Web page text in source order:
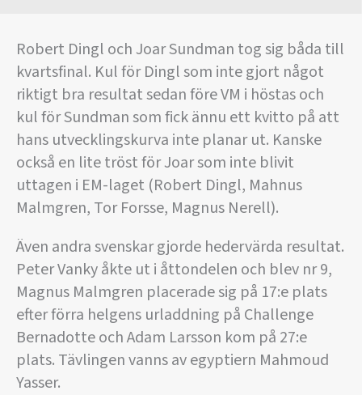
Robert Dingl och Joar Sundman tog sig båda till
kvartsfinal. Kul för Dingl som inte gjort något
riktigt bra resultat sedan före VM i höstas och
kul för Sundman som fick ännu ett kvitto på att
hans utvecklingskurva inte planar ut. Kanske
också en lite tröst för Joar som inte blivit
uttagen i EM-laget (Robert Dingl, Mahnus
Malmgren, Tor Forsse, Magnus Nerell).
Även andra svenskar gjorde hedervärda resultat.
Peter Vanky åkte ut i åttondelen och blev nr 9,
Magnus Malmgren placerade sig på 17:e plats
efter förra helgens urladdning på Challenge
Bernadotte och Adam Larsson kom på 27:e
plats. Tävlingen vanns av egyptiern Mahmoud
Yasser.